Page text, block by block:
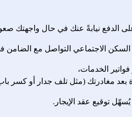
الدفع نيابةً عنك في حال واجهتك
الاجتماعي التواصل مع الضامن في
الخدمات،
مغادرتك (مثل تلف جدار أو كسر
توقيع عقد الإيجار.